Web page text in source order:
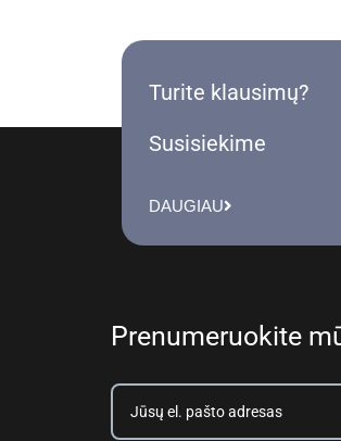
Turite klausimų?
Susisiekime
DAUGIAU
Prenumeruokite